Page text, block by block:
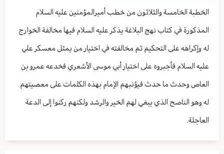
الخطبة الخامسة والثلاثون من خطب أميرالمؤمنين عليه السلام
المذكورة في كتاب نهج البلاغة يذكر عليه السلام فيها مخالفة الخوارج
له وإكراهه على التحكيم ثم مخالفته في اختيار من يمثل معسكر علي
عليه السلام فأجبروه على اختيار أبي موسى الأشعري فخدعه عمرو بن
العاص وحدث ما حدث فيؤنبهم الإمام بهذه الكلمات على معصيتهم
له وهو الناصح الذي يبغي لهم الخير والرشد ولكنهم ركنوا إلى الدعة
العاجلة.